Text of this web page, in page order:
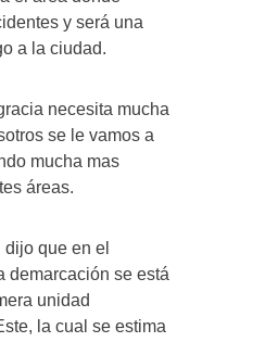
y será una
a la ciudad.
necesita mucha
se le vamos a
mucha mas
áreas.
que en el
demarcación se está
unidad
la cual se estima